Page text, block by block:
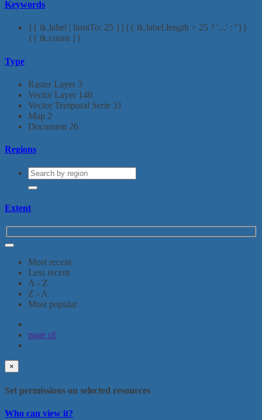
Keywords
{{ tk.label | limitTo: 25 }}{{ tk.label.length > 25 ? '...' : ''}}
{{ tk.count }}
Type
Raster Layer 3
Vector Layer 140
Vector Temporal Serie 31
Map 2
Document 26
Regions
Extent
Most recent
Less recent
A - Z
Z - A
Most popular
page of
×
Set permissions on selected resources
Who can view it?